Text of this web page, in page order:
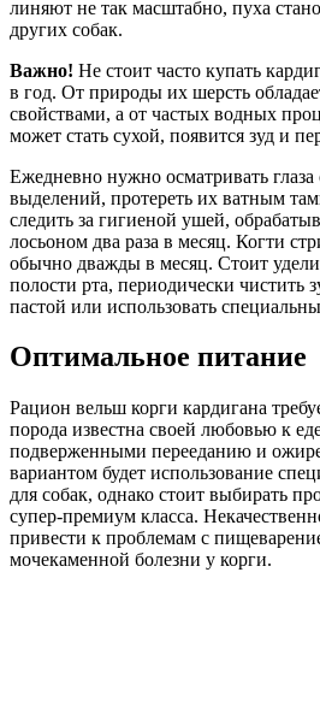
линяют не так масштабно, пуха
других собак.
Важно! Не стоит часто купать
в год. От природы их шерсть
свойствами, а от частых водных
может стать сухой, появится зуд и
Ежедневно нужно осматривать
выделений, протереть их ватным
следить за гигиеной ушей,
лосьоном два раза в месяц. Когти
обычно дважды в месяц. Стоит
полости рта, периодически чистить
пастой или использовать
Оптимальное питание
Рацион вельш корги кардигана
порода известна своей любовью к
подверженными перееданию и
вариантом будет использование
для собак, однако стоит выбирать
супер-премиум класса.
привести к проблемам с
мочекаменной болезни у корги.